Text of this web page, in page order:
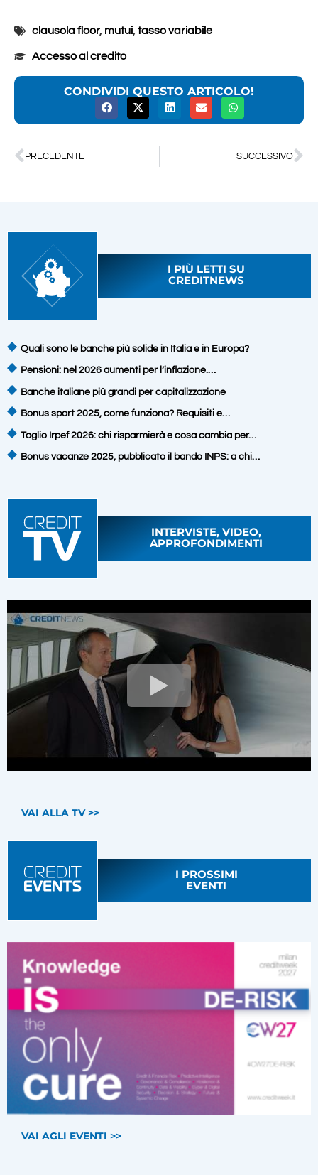
clausola floor, mutui,tasso variabile
Accesso al credito
CONDIVIDI QUESTO ARTICOLO!
PRECEDENTE SUCCESSIVO
I PIÙ LETTI SU
CREDITNEWS
Quali sono le banche più solide in Italia e in Europa?
Pensioni: nel 2026 aumenti per l’inflazione.…
Banche italiane più grandi per capitalizzazione
Bonus sport 2025, come funziona? Requisiti e…
Taglio Irpef 2026: chi risparmierà e cosa cambia per…
Bonus vacanze 2025, pubblicato il bando INPS: a chi…
INTERVISTE, VIDEO,
APPROFONDIMENTI
VAI ALLA TV >>
I PROSSIMI
EVENTI
VAI AGLI EVENTI >>